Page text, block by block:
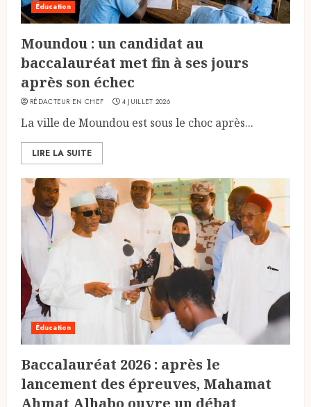
Éducation
Moundou : un candidat au
baccalauréat met fin à ses jours
après son échec
RÉDACTEUR EN CHEF 4 JUILLET 2026
La ville de Moundou est sous le choc après...
LIRE LA SUITE
Éducation
Baccalauréat 2026 : après le
lancement des épreuves, Mahamat
Ahmat Alhabo ouvre un débat